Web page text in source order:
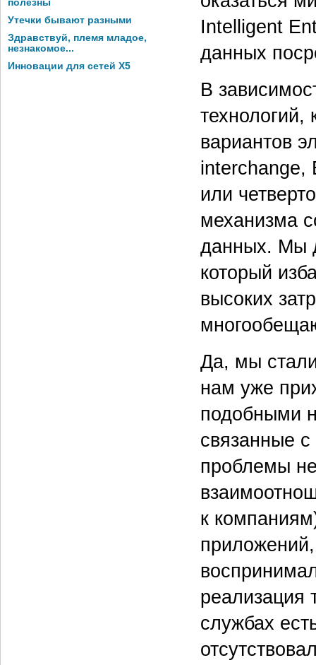
полезны
Утечки бывают разными
Здравствуй, племя младое,
незнакомое...
Инновации для сетей X5
Intelligent
данных
В
вариантов
interchange,
или
механизма
данных. Мы
который
высоких
Да, мы
нам уже
подобными
связанные
проблемы
к
реализация
службах